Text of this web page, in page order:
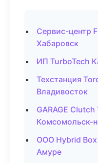
Сервис-центр
Хабаровск
ИП TurboTech
Техстанция
Владивосток
GARAGE
Комсомольск-
ООО Hybrid
Амуре